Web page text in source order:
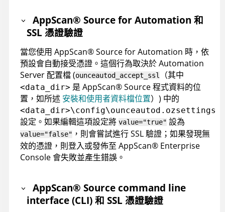
AppScan® Source for Automation 和
SSL 憑證驗證
當您使用 AppScan®Source for Automation 時，依
預設會自動接受憑證。這個行為取決於Automation
Server配置檔 (ounceautod_accept_ssl （其中
<data_dir> 是 AppScan®Source程式資料的位
置，如所述 安裝和使用者資料檔位置） ) 中的
<data_dir>\config\ounceautod.ozsettings
設定。如果編輯這項設定將 value="true" 設為
value="false" ，則會嘗試進行 SSL 驗證；如果發現無
效的憑證，則登入或發佈至 AppScan® Enterprise
Console會失敗並產生錯誤。
AppScan® Source command line
interface (CLI) 和 SSL 憑證驗證